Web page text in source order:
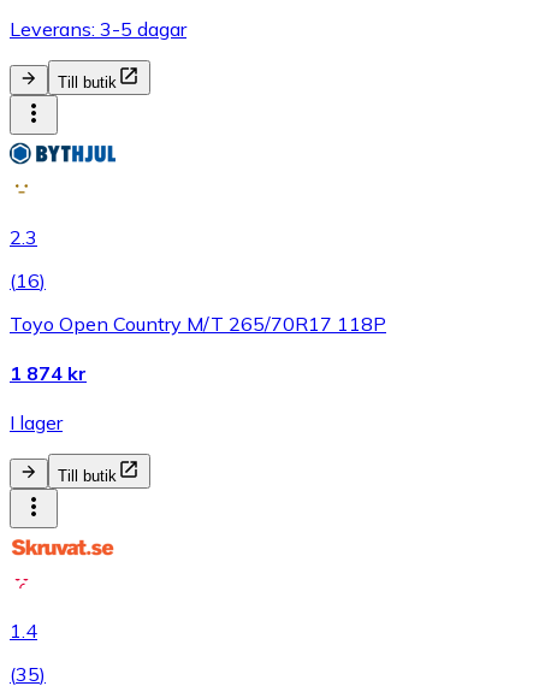
Leverans: 3-5 dagar
Till butik
2.3
(16)
Toyo Open Country M/T 265/70R17 118P
1 874 kr
I lager
Till butik
1.4
(35)